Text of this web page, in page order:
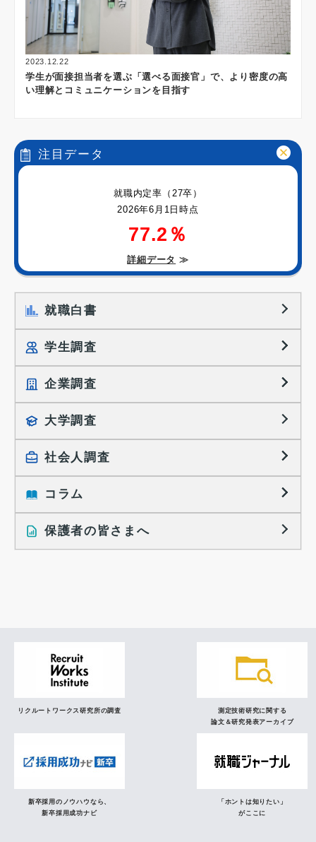
2023.12.22
学生が面接担当者を選ぶ「選べる面接官」で、より密度の高
い理解とコミュニケーションを目指す
注目データ
就職内定率（27卒）
2026年6月1日時点
77.2％
詳細データ ≫
就職白書
学生調査
就職プロセス調査
就職活動TOPICS
大学生の実態調査
働きたい組織の特徴
大学生の地域間移動レポート
就職活動に関するレポート
企業調査
採用に関する調査
採用活動に関するレポート
大学調査
社会人調査
就職活動と入社後の就業
就業レディネス研究
コラム
インタビュー記事
保護者の皆さまへ
リクルートワークス研究所の調査
測定技術研究に関する
論文＆研究発表アーカイブ
新卒採用のノウハウなら、
新卒採用成功ナビ
「ホントは知りたい」
がここに